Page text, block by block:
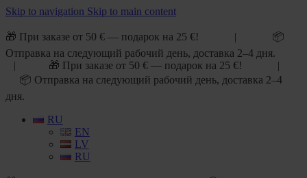
Skip to navigation Skip to main content
🎁 При заказе от 50 € — подарок на 25 €! | 📦
Отправка на следующий рабочий день, доставка 2–4 дня.
| 🎁 При заказе от 50 € — подарок на 25 €! |
📦 Отправка на следующий рабочий день, доставка 2–4
дня.
RU
EN
LV
RU